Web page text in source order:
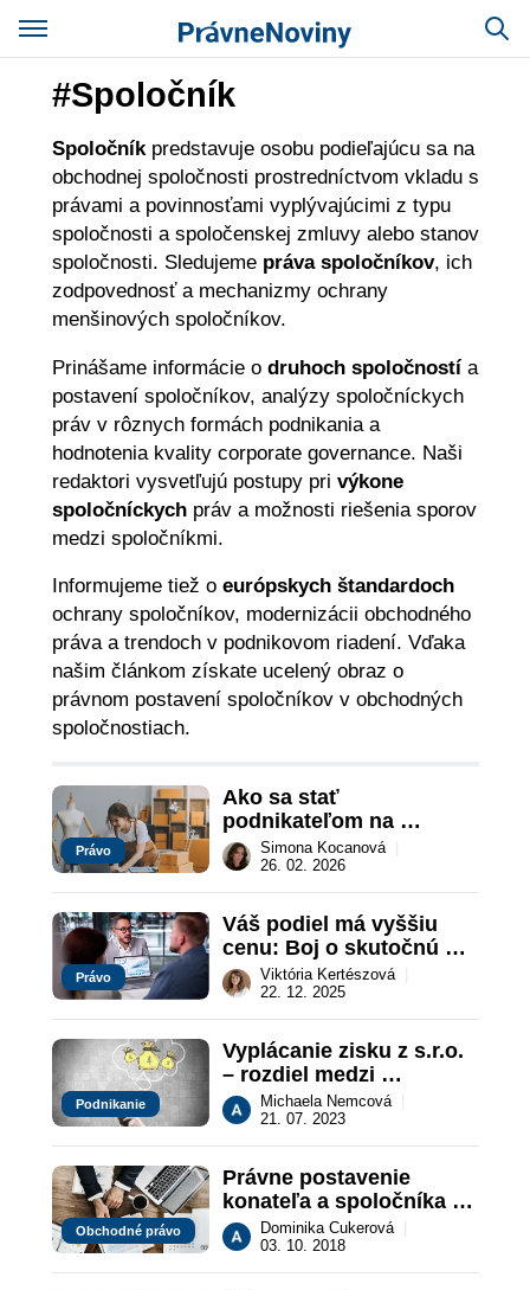
#Spoločník
Spoločníkpredstavuje osobu podieľajúcu sa na
obchodnej spoločnosti prostredníctvom vkladu s
právami a povinnosťami vyplývajúcimi z typu
spoločnosti a spoločenskej zmluvy alebo stanov
spoločnosti. Sledujeme práva spoločníkov, ich
zodpovednosť a mechanizmy ochrany
menšinových spoločníkov.
Prinášame informácie o druhoch spoločnostía
postavení spoločníkov, analýzy spoločníckych
práv v rôznych formách podnikania a
hodnotenia kvality corporate governance. Naši
redaktori vysvetľujú postupy pri výkone
spoločníckychpráv a možnosti riešenia sporov
medzi spoločníkmi.
Informujeme tiež o európskych štandardoch
ochrany spoločníkov, modernizácii obchodného
práva a trendoch v podnikovom riadení. Vďaka
našim článkom získate ucelený obraz o
právnom postavení spoločníkov v obchodných
spoločnostiach.
Právo
Ako sa stať
podnikateľom na
Slovensku?
Simona Kocanová
26. 02. 2026
Právo
Váš podiel má vyššiu
cenu: Boj o skutočnú
hodnotu firmy pri
odchode spoločníka
Viktória Kertészová
22. 12. 2025
Podnikanie
Vyplácanie zisku z s.r.o.
– rozdiel medzi
konateľom a
spoločníkom
Michaela Nemcová
21. 07. 2023
Obchodné právo
Právne postavenie
konateľa a spoločníka
pri prevzatí ručenia za
záväzky obchodnej
spoločnosti
Dominika Cukerová
03. 10. 2018